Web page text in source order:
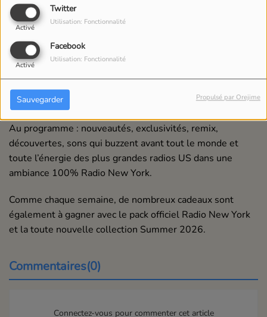
Twitter
Activé
Utilisation: Fonctionnalité
Facebook
Activé
Utilisation: Fonctionnalité
Sauvegarder Propulsé par Orejime
07 JUIN 2026
ÉCOUTER LE PODCAST
Dario avec les toutes dernières tendances made in New
York.
Au programme : nouveautés, exclusivités, remix,
découvertes, sons qui buzzent avant tout le monde et
toute l’énergie des plus grandes radios US dans une
ambiance 100% Radio New York.
Comme chaque semaine, de nombreux cadeaux sont
également à gagner avec le pack officiel Radio New York
et la toute nouvelle collection Summer 2026.
Commentaires(0)
Connectez-vous pour commenter cet article